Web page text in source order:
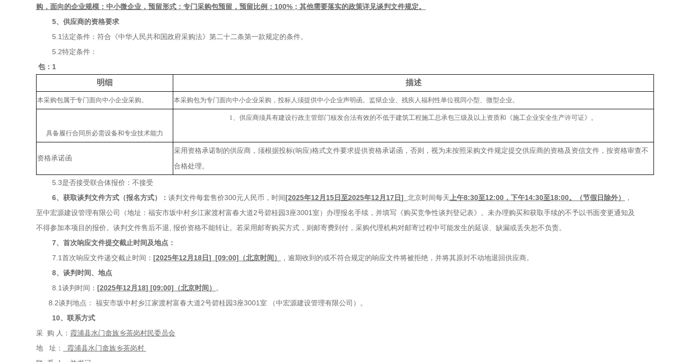
购，面向的企业规模：中小微企业，预留形式：专门采购包预留，预留比例：100%；其他需要落实的政策详见谈判文件规定。
5、供应商的资格要求
5.1法定条件：符合《中华人民共和国政府采购法》第二十二条第一款规定的条件。
5.2特定条件：
包： 1
明细 描述
本采购包属于专门面向中小企业采购。 本采购包为专门面向中小企业采购，投标人须提供中小企业声明函。监狱企业、残疾人福利性单位视同小型、微型企业。
具备履行合同所必需设备和专业技术能力
1、供应商须具有建设行政主管部门核发合法有效的不低于建筑工程施工总承包三级及以上资质和《施工企业安全生产许可证》。
资格承诺函
采用资格承诺制的供应商，须根据投标(响应)格式文件要求提供资格承诺函，否则，视为未按照采购文件规定提交供应商的资格及资信文件，按资格审查不
合格处理。
5.3是否接受联合体报价：不接受
6、获取谈判文件方式（报名方式）：谈判文件每套售价300元人民币， 时间[2025年12 月 15日至2025年12 月 17日] 北京时间每天 上午8:30至12:00，下午14:30至18:00。（节假日除外）
，
至中宏源建设管理有限公司（地址： 福安市坂中村乡江家渡村富春大道2号碧桂园3座3001室）办理报名手续，并填写《购买竞争性谈判登记表》。 未办理购买和获取手续的不予以书面变更通知及
不得参加本项目的报价。谈判文件售后不退 , 报价资格不能转让。若采用邮寄购买方式，则邮寄费到付，采购代理机构对邮寄过程中可能发生的延误、缺漏或丢失恕不负责。
7、首次响应文件提交截止时间及地点：
7.1首次响应文件递交截止时间： [2025年12 月 18日] [09:00]（北京时间）
，逾期收到的或不符合规定的响应文件将被拒绝，并将其原封不动地退回供应商。
8、谈判时间、地点
8.1谈判时间： [2025年12 月 18] [09:00]（北京时间）
。
8.2谈判地点： 福安市坂中村乡江家渡村富春大道2号碧桂园3座3001室 （中宏源建设管理有限公司）。
10、 联系方式
采 购 人： 霞浦县水门畲族乡茶岗村民委员会
地 址：
霞浦县水门畲族乡茶岗村